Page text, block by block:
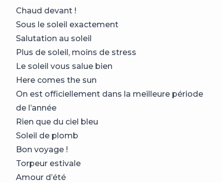
Chaud devant !
Sous le soleil exactement
Salutation au soleil
Plus de soleil, moins de stress
Le soleil vous salue bien
Here comes the sun
On est officiellement dans la meilleure période
de l’année
Rien que du ciel bleu
Soleil de plomb
Bon voyage !
Torpeur estivale
Amour d’été